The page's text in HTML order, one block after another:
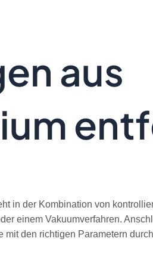
aus
in der Kombination von
einem Vakuumverfahren.
den richtigen Parametern